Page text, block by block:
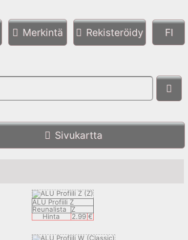
Merkintä Rekisteröidy
Sivukartta
ALU Profiili Z
Reunalista
Z
Hinta
2.99 €